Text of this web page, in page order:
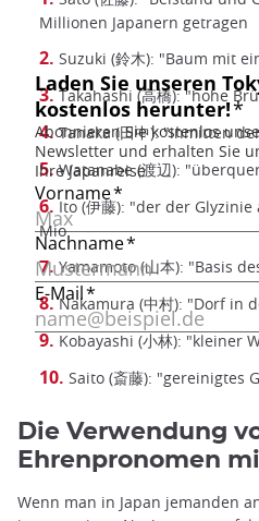
Millionen Japanern getragen
Suzuki (鈴木): "Baum mit
Takahashi (高橋): "hohe
Tanaka (田中): "inmitten
Watanabe (渡辺):
Ito (伊藤): "der der Glyzinie
Mio
Yamamoto (山本): "Basis
Nakamura (中村): "Dorf in
Kobayashi (小林): "kleiner
Saito (斎藤): "gereinigtes
Die Verwendung
Ehrenpronomen
Wenn man in Japan jemanden